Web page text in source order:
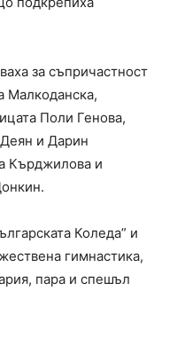
за съпричастност
Малкоданска,
Поли Генова,
и Дарин
Кърджилова и
Коледа” и
гимнастика,
пара и спешъл